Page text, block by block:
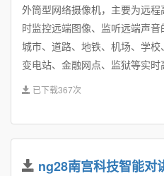
外筒型网络摄像机，主要为远
时监控远端图像、监听远端声
城市、道路、地铁、机场、学校
变电站、金融网点、监狱等实时
已下载367次
ng28南宫科技智能对